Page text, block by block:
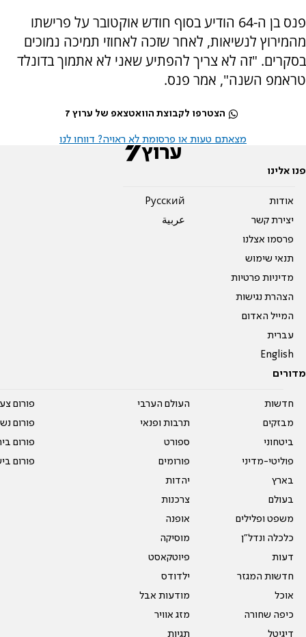
פנס בן ה-64 הודיע בסוף חודש אוקטובר על פרישתו
מהמירוץ לנשיאות, לאחר שזכה לאחוזי תמיכה נמוכים
בסקרים. "זה לא צריך להפתיע שאני לא אתמוך בדונלד
טראמפ השנה", אמר פנס.
הצטרפו לקבוצת הוואטצאפ של ערוץ 7
מצאתם טעות או פרסומת לא ראויה? דווחו לנו
פנו אלינו
אודות
יצירת קשר
פרסמו אצלנו
תנאי שימוש
מדיניות פרטיות
הצהרת נגישות
המייל האדום
עברית
English
Pусский
عربية
מדורים
חדשות
מבזקים
ביטחוני
פוליטי-מדיני
בארץ
בעולם
משפט ופלילים
כלכלה ונדל"ן
דעות
חדשות המגזר
אוכל
כיפה שחורה
דיגיטל
העולם הערבי
תרבות ופנאי
ספורט
פורומים
יהדות
צרכנות
אופנה
מוסיקה
פיוטקאסט
ילדודס
מודעות אבל
מזג אוויר
תגיות
פורום
פורום
פורום
פורום